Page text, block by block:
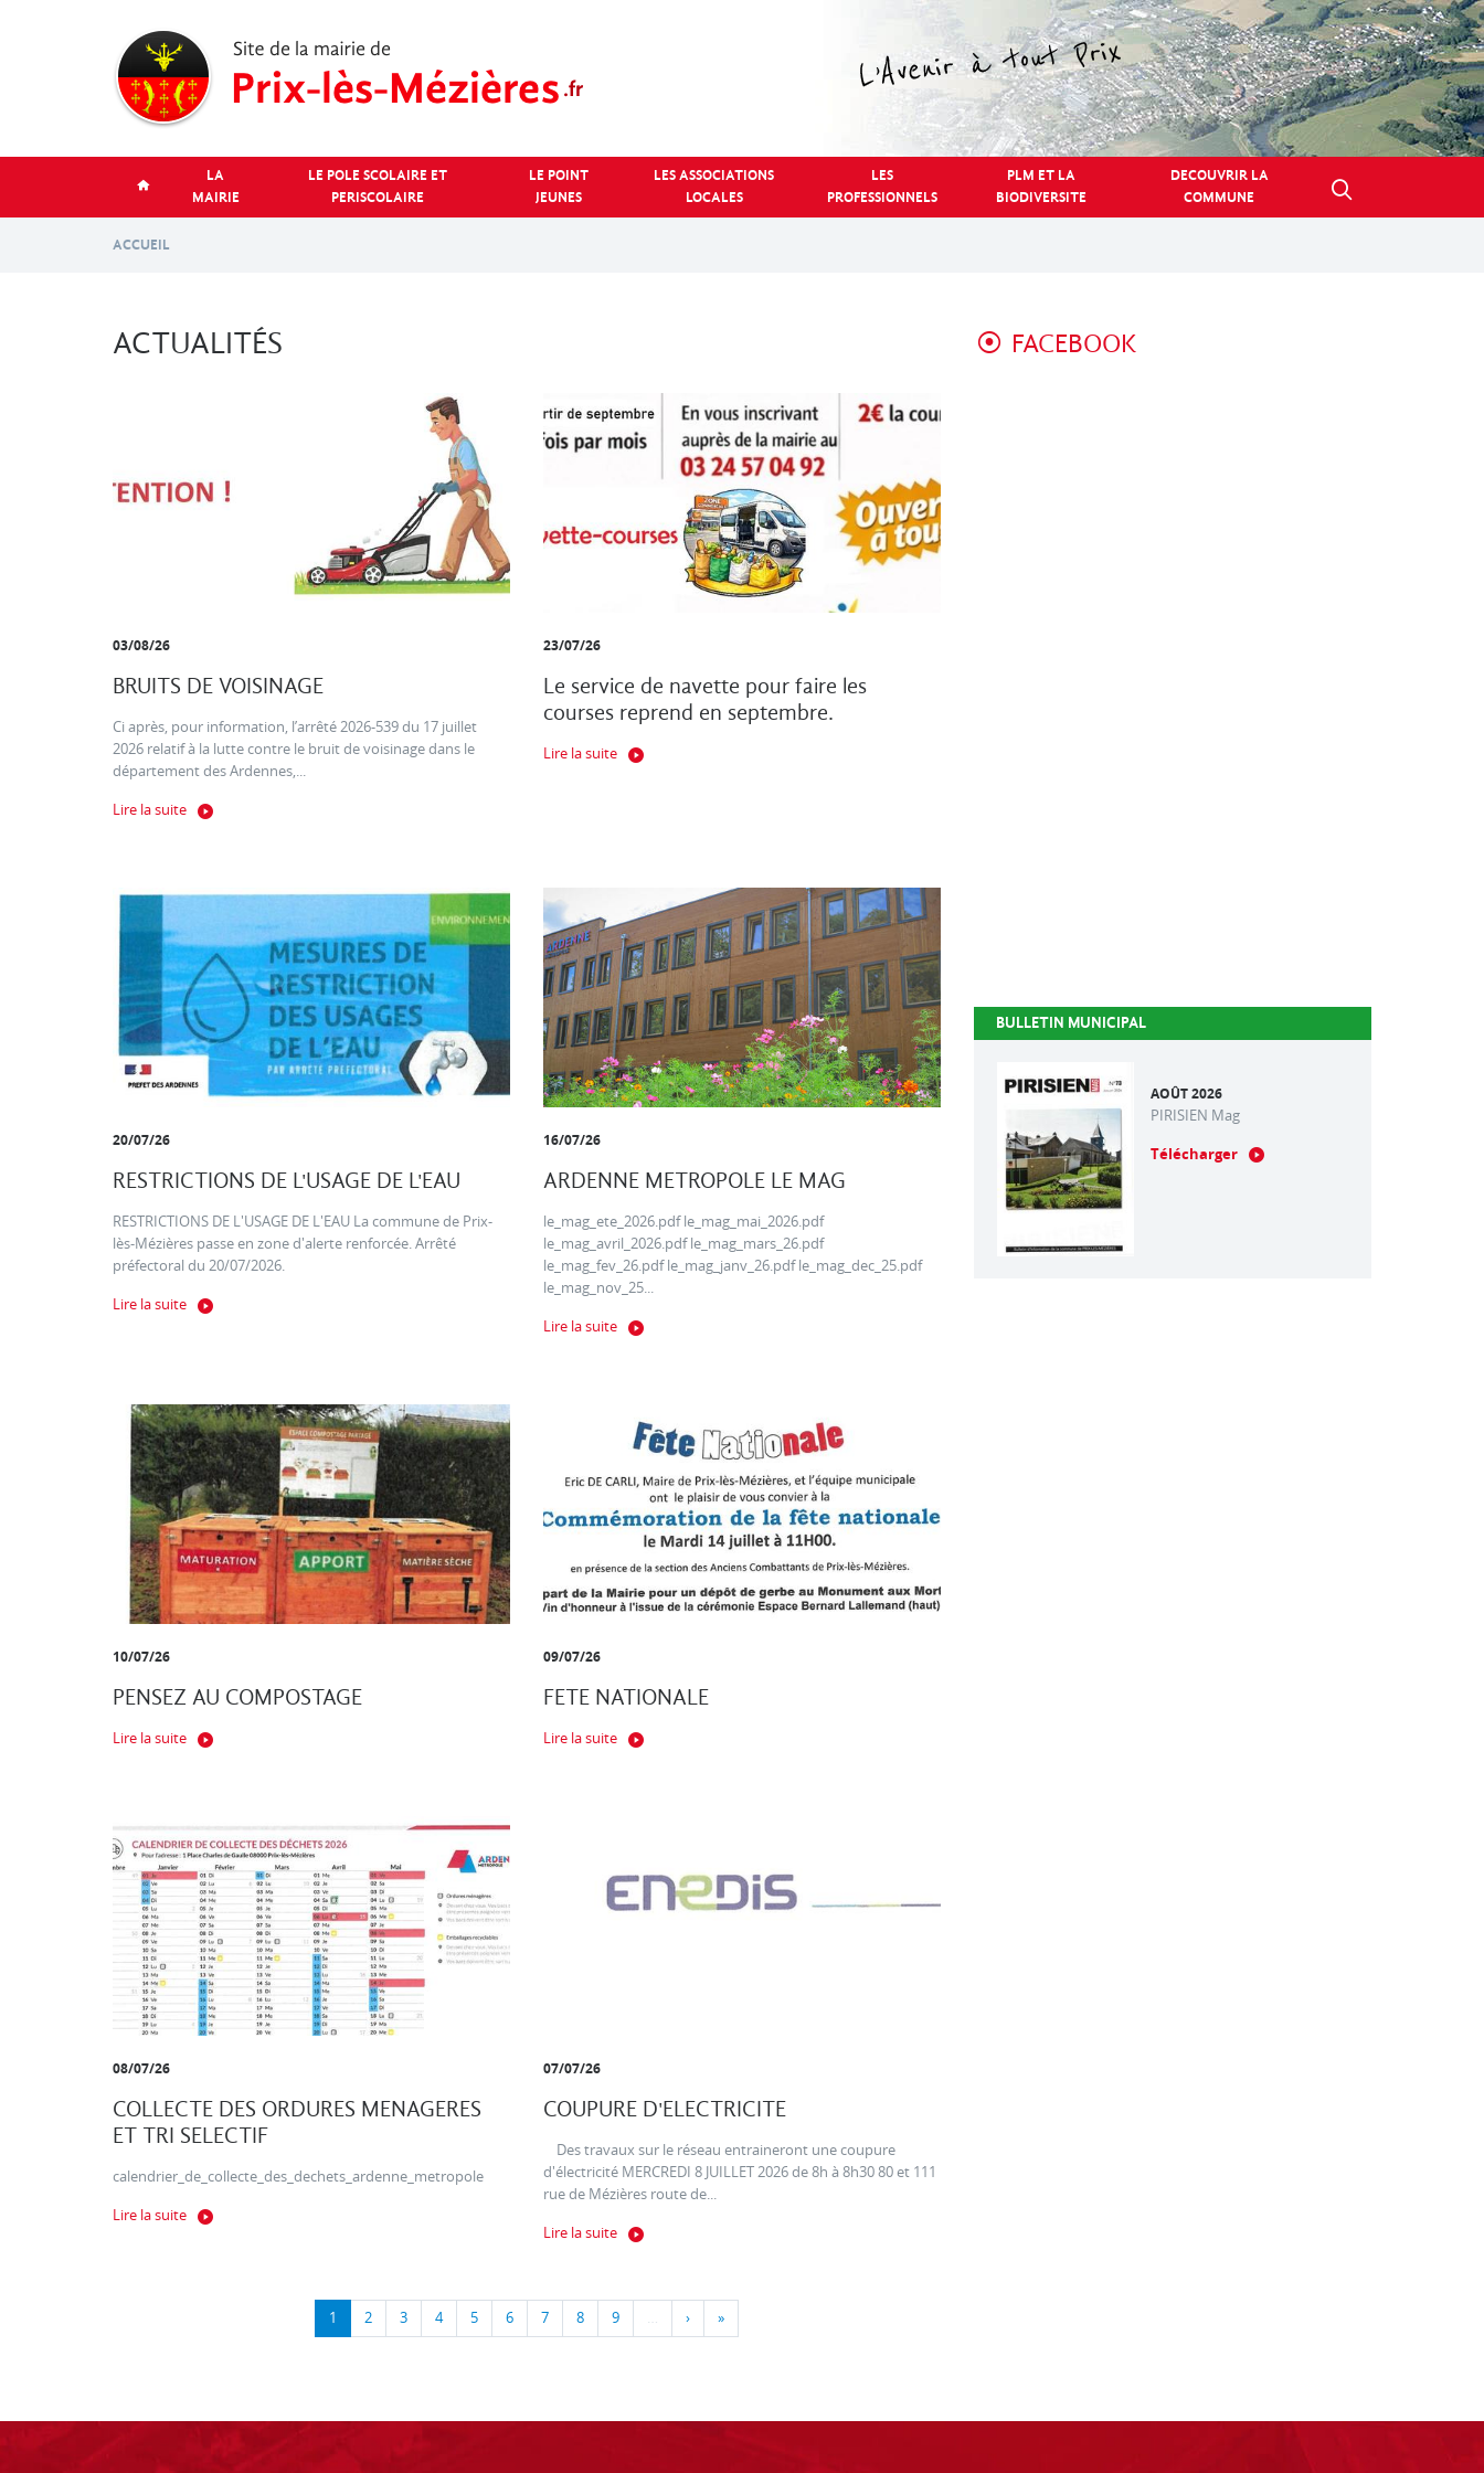
LA
MAIRIE
LE POLE SCOLAIRE ET
PERISCOLAIRE
LE POINT
JEUNES
LES ASSOCIATIONS
LOCALES
LES
PROFESSIONNELS
PLM ET LA
BIODIVERSITE
DECOUVRIR LA
COMMUNE
ACCUEIL
ACTUALITÉS
03/08/26
BRUITS DE VOISINAGE
Ci après, pour information, l’arrêté 2026-539 du 17 juillet
2026 relatif à la lutte contre le bruit de voisinage dans le
département des Ardennes,...
Lire la suite
23/07/26
Le service de navette pour faire les
courses reprend en septembre.
Lire la suite
20/07/26
RESTRICTIONS DE L'USAGE DE L'EAU
RESTRICTIONS DE L'USAGE DE L'EAU La commune de Prix-
lès-Mézières passe en zone d'alerte renforcée. Arrêté
préfectoral du 20/07/2026.
Lire la suite
16/07/26
ARDENNE METROPOLE LE MAG
le_mag_ete_2026.pdf le_mag_mai_2026.pdf
le_mag_avril_2026.pdf le_mag_mars_26.pdf
le_mag_fev_26.pdf le_mag_janv_26.pdf le_mag_dec_25.pdf
le_mag_nov_25...
Lire la suite
10/07/26
PENSEZ AU COMPOSTAGE
Lire la suite
09/07/26
FETE NATIONALE
Lire la suite
08/07/26
COLLECTE DES ORDURES MENAGERES
ET TRI SELECTIF
calendrier_de_collecte_des_dechets_ardenne_metropole
Lire la suite
07/07/26
COUPURE D'ELECTRICITE
Des travaux sur le réseau entraineront une coupure
d'électricité MERCREDI 8 JUILLET 2026 de 8h à 8h30 80 et 111
rue de Mézières route de...
Lire la suite
1 2 3 4 5 6 7 8 9 … › »
FACEBOOK
BULLETIN MUNICIPAL
AOÛT 2026
PIRISIEN Mag
Télécharger